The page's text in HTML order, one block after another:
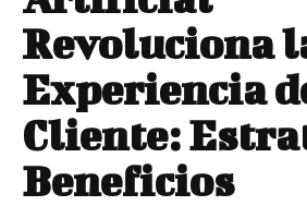
Revoluciona
Experiencia
Cliente:
Beneficios